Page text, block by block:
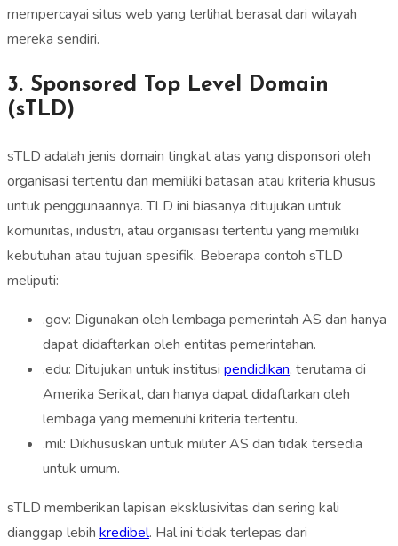
mempercayai situs web yang terlihat berasal dari wilayah
mereka sendiri.
3. Sponsored Top Level Domain
(sTLD)
sTLD adalah jenis domain tingkat atas yang disponsori oleh
organisasi tertentu dan memiliki batasan atau kriteria khusus
untuk penggunaannya. TLD ini biasanya ditujukan untuk
komunitas, industri, atau organisasi tertentu yang memiliki
kebutuhan atau tujuan spesifik. Beberapa contoh sTLD
meliputi:
.gov: Digunakan oleh lembaga pemerintah AS dan hanya
dapat didaftarkan oleh entitas pemerintahan.
.edu: Ditujukan untuk institusi pendidikan, terutama di
Amerika Serikat, dan hanya dapat didaftarkan oleh
lembaga yang memenuhi kriteria tertentu.
.mil: Dikhususkan untuk militer AS dan tidak tersedia
untuk umum.
sTLD memberikan lapisan eksklusivitas dan sering kali
dianggap lebih kredibel. Hal ini tidak terlepas dari